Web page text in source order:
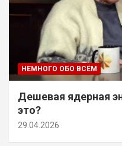
НЕМНОГО ОБО ВСЁМ
Дешевая ядерная
это?
29.04.2026